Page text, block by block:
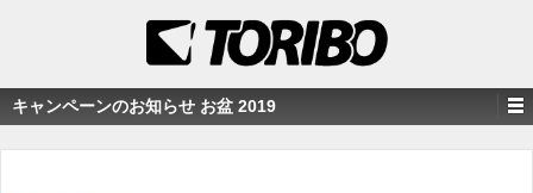
キャンペーンのお知らせ お盆 2019